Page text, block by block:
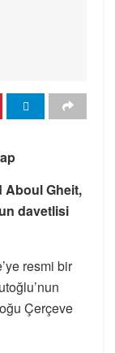
Aboul Gheit,
davetlisi
resmi bir
Çerçeve